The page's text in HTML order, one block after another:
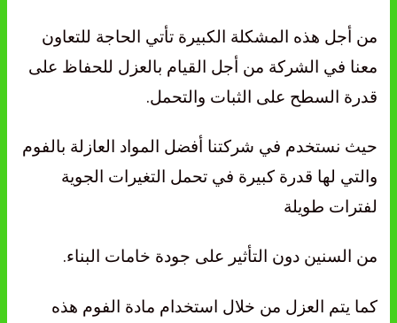
من أجل هذه المشكلة الكبيرة تأتي الحاجة للتعاون
معنا في الشركة من أجل القيام بالعزل للحفاظ على
قدرة السطح على الثبات والتحمل.
حيث نستخدم في شركتنا أفضل المواد العازلة بالفوم
والتي لها قدرة كبيرة في تحمل التغيرات الجوية
لفترات طويلة
من السنين دون التأثير على جودة خامات البناء.
كما يتم العزل من خلال استخدام مادة الفوم هذه